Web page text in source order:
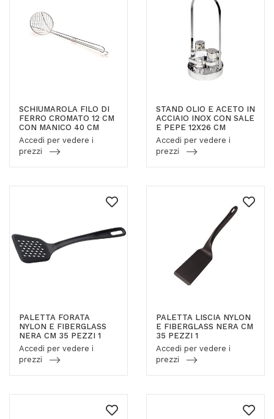
SCHIUMAROLA FILO DI
FERRO CROMATO 12 CM
CON MANICO 40 CM
Accedi per vedere i
prezzi
STAND OLIO E ACETO IN
ACCIAIO INOX CON SALE
E PEPE 12X26 CM
Accedi per vedere i
prezzi
PALETTA FORATA
NYLON E FIBERGLASS
NERA CM 35 PEZZI 1
Accedi per vedere i
prezzi
PALETTA LISCIA NYLON
E FIBERGLASS NERA CM
35 PEZZI 1
Accedi per vedere i
prezzi